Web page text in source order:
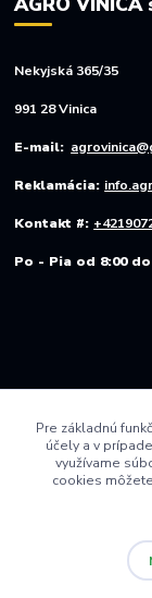
Nekyjská 365/35
991 28 Vinica
E-mail:
Reklamácia:
Kontakt #:
Po - Pia od 8:00 do
Pre základnú
účely a v
využívame
cookies